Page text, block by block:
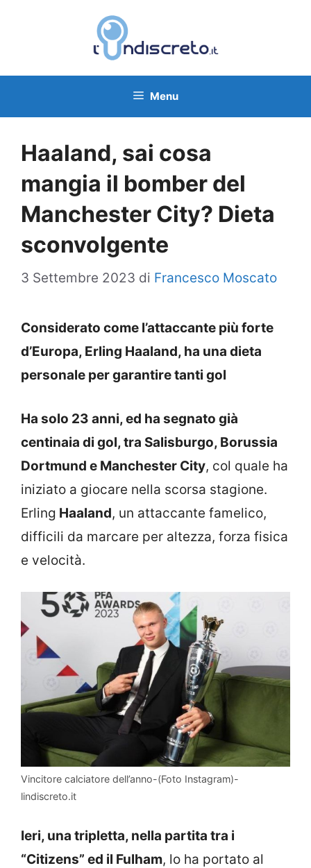
Menu
Haaland, sai cosa
mangia il bomber del
Manchester City? Dieta
sconvolgente
3 Settembre 2023 di Francesco Moscato
Considerato come l’attaccante più forte
d’Europa, Erling Haaland, ha una dieta
personale per garantire tanti gol
Ha solo 23 anni, ed ha segnato già
centinaia di gol, tra Salisburgo, Borussia
Dortmund e Manchester City, col quale ha
iniziato a giocare nella scorsa stagione.
Erling Haaland, un attaccante famelico,
difficili da marcare per altezza, forza fisica
e velocità.
Vincitore calciatore dell’anno-(Foto Instagram)-
lindiscreto.it
Ieri, una tripletta, nella partita tra i
“Citizens” ed il Fulham, lo ha portato al